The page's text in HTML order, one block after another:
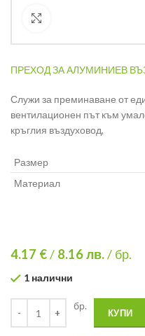
ПРЕХОД ЗА АЛУМИНИЕВ
Служи за преминаване от
вентилационен път към
кръглия въздуховод,
Размер
Материал
4.17 €/ 8.16лв./ бр.
1 налични
бр.
КУПИ